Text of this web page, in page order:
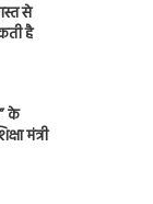
से
है
के
मंत्री